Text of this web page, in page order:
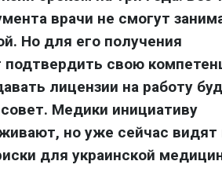
врачи не смогут
Но для его получения
свою
лицензии на работу
Медики инициативу
но уже сейчас видят
для украинской